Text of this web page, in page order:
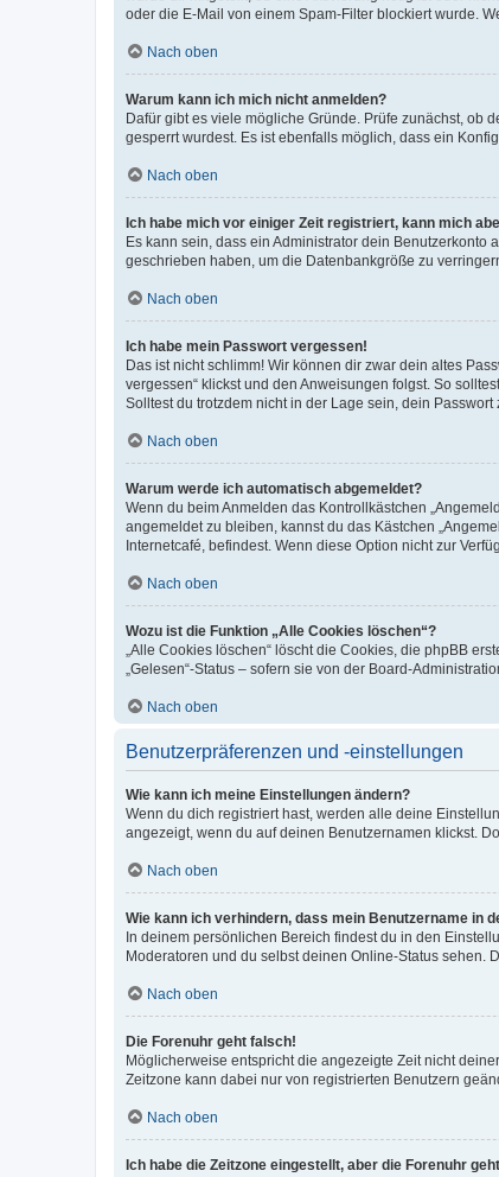
oder die E-Mail von einem Spam-Filter blockiert wurde.
Nach oben
Warum kann ich mich nicht anmelden?
Dafür gibt es viele mögliche Gründe. Prüfe zunächst, ob
gesperrt wurdest. Es ist ebenfalls möglich, dass ein
Nach oben
Ich habe mich vor einiger Zeit registriert, kann mich
Es kann sein, dass ein Administrator dein
geschrieben haben, um die Datenbankgröße zu
Nach oben
Ich habe mein Passwort vergessen!
Das ist nicht schlimm! Wir können dir zwar dein altes
vergessen“ klickst und den Anweisungen folgst. So
Solltest du trotzdem nicht in der Lage sein, dein
Nach oben
Warum werde ich automatisch abgemeldet?
Wenn du beim Anmelden das Kontrollkästchen
angemeldet zu bleiben, kannst du das Kästchen
Internetcafé, befindest. Wenn diese Option nicht zur
Nach oben
Wozu ist die Funktion „Alle Cookies löschen“?
„Alle Cookies löschen“ löscht die Cookies, die phpBB
„Gelesen“-Status – sofern sie von der Board-
Nach oben
Benutzerpräferenzen und -einstellungen
Wie kann ich meine Einstellungen ändern?
Wenn du dich registriert hast, werden alle deine
angezeigt, wenn du auf deinen Benutzernamen klickst.
Nach oben
Wie kann ich verhindern, dass mein Benutzername in
In deinem persönlichen Bereich findest du in den
Moderatoren und du selbst deinen Online-Status sehen.
Nach oben
Die Forenuhr geht falsch!
Möglicherweise entspricht die angezeigte Zeit nicht
Zeitzone kann dabei nur von registrierten Benutzern
Nach oben
Ich habe die Zeitzone eingestellt, aber die Forenuhr